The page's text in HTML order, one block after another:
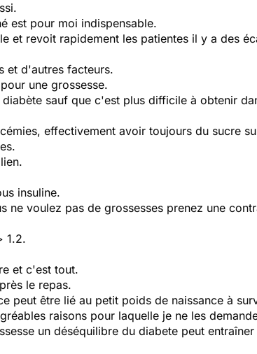
est pour moi indispensable.
et revoit rapidement les patientes il y a des
et d'autres facteurs.
une grossesse.
sauf que c'est plus difficile à obtenir
effectivement avoir toujours du sucre
insuline.
ne voulez pas de grossesses prenez une
1.2.
et c'est tout.
le repas.
peut être lié au petit poids de naissance à
raisons pour laquelle je ne les
un déséquilibre du diabete peut entraîner